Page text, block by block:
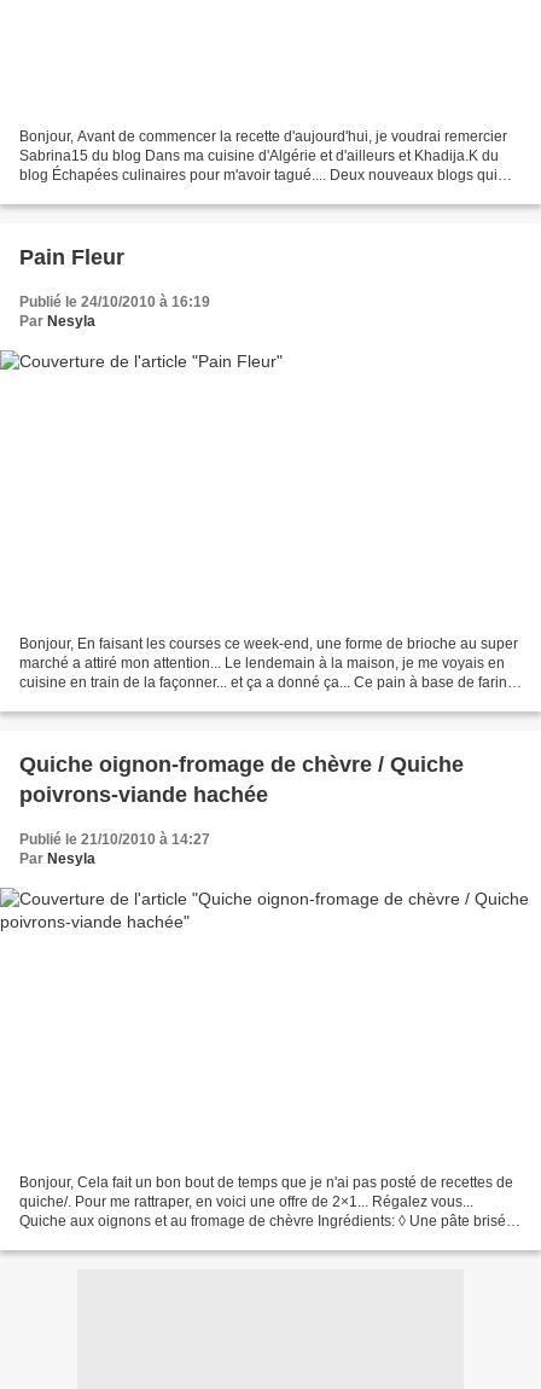
Bonjour, Avant de commencer la recette d'aujourd'hui, je voudrai remercier
Sabrina15 du blog Dans ma cuisine d'Algérie et d'ailleurs et Khadija.K du
blog Échapées culinaires pour m'avoir tagué.... Deux nouveaux blogs qui
Pain Fleur
Publié le 24/10/2010 à 16:19
Par Nesyla
Bonjour, En faisant les courses ce week-end, une forme de brioche au super
marché a attiré mon attention... Le lendemain à la maison, je me voyais en
cuisine en train de la façonner... et ça a donné ça... Ce pain à base de farine
Quiche oignon-fromage de chèvre / Quiche
poivrons-viande hachée
Publié le 21/10/2010 à 14:27
Par Nesyla
Bonjour, Cela fait un bon bout de temps que je n'ai pas posté de recettes de
quiche/. Pour me rattraper, en voici une offre de 2×1... Régalez vous...
Quiche aux oignons et au fromage de chèvre Ingrédients: ◊ Une pâte brisée,